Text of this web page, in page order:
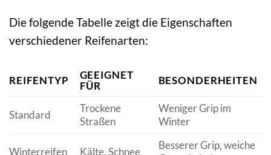
Die folgende Tabelle zeigt die Eigenschaften
verschiedener Reifenarten:
REIFENTYP
GEEIGNET
FÜR
BESONDERHEITEN
Standard
Trockene
Straßen
Weniger Grip im
Winter
Winterreifen Kälte, Schnee
Besserer Grip, weiche